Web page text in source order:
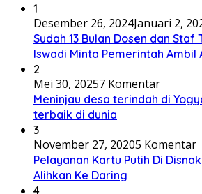
1
Desember 26, 2024Januari 2,
Sudah 13 Bulan Dosen dan Staf
Iswadi Minta Pemerintah Ambil
2
Mei 30, 20257 Komentar
Meninjau desa terindah di
terbaik di dunia
3
November 27, 20205 Komentar
Pelayanan Kartu Putih Di
Alihkan Ke Daring
4